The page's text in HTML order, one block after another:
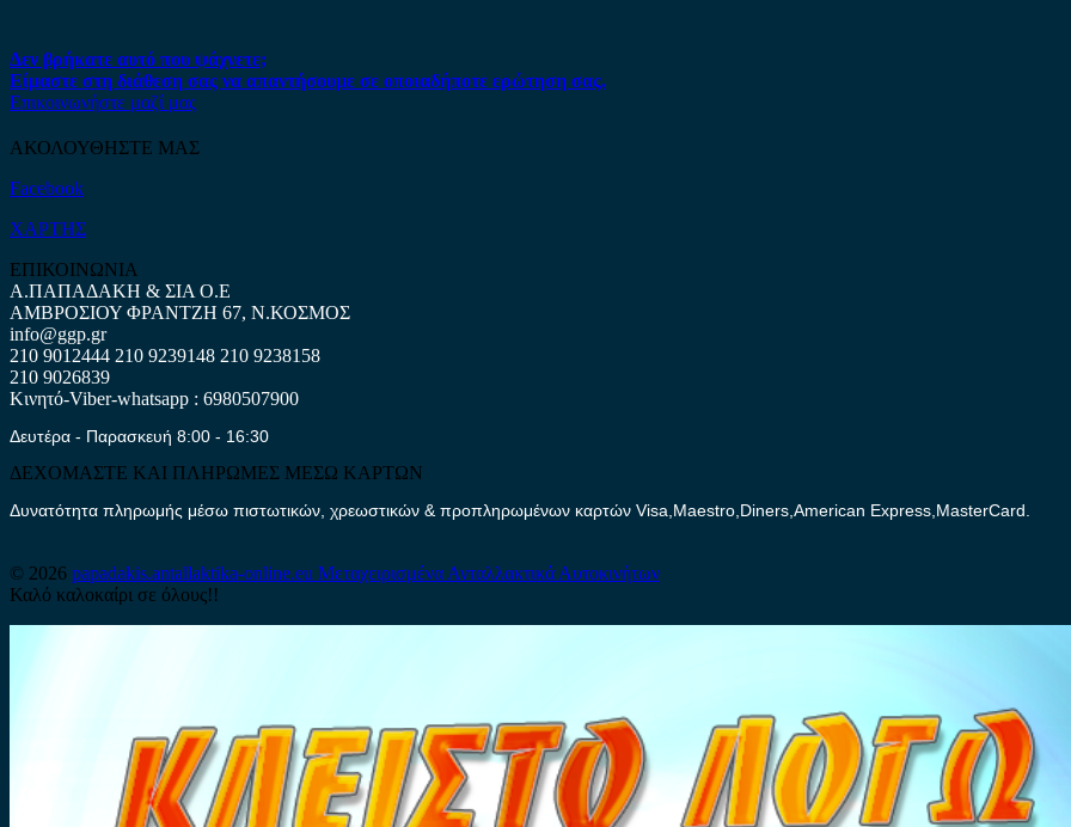
Δεν βρήκατε αυτό που ψάχνετε;
Είμαστε στη διάθεση σας να απαντήσουμε σε οποιαδήποτε ερώτηση σας.
Επικοινωνήστε μαζί μας
ΑΚΟΛΟΥΘΗΣΤΕ ΜΑΣ
Facebook
ΧΑΡΤΗΣ
ΕΠΙΚΟΙΝΩΝΙΑ
Α.ΠΑΠΑΔΑΚΗ & ΣΙΑ Ο.Ε
ΑΜΒΡΟΣΙΟΥ ΦΡΑΝΤΖΗ 67, Ν.ΚΟΣΜΟΣ
info@ggp.gr
210 9012444 210 9239148 210 9238158
210 9026839
Κινητό-Viber-whatsapp : 6980507900
Δευτέρα - Παρασκευή 8:00 - 16:30
ΔΕΧΟΜΑΣΤΕ ΚΑΙ ΠΛΗΡΩΜΕΣ ΜΕΣΩ ΚΑΡΤΩΝ
Δυνατότητα πληρωμής μέσω πιστωτικών, χρεωστικών & προπληρωμένων καρτών Visa,Maestro,Diners,American Express,MasterCard.
© 2026 papadakis.antallaktika-online.eu Μεταχειρισμένα Ανταλλακτικά Αυτοκινήτων
Καλό καλοκαίρι σε όλους!!